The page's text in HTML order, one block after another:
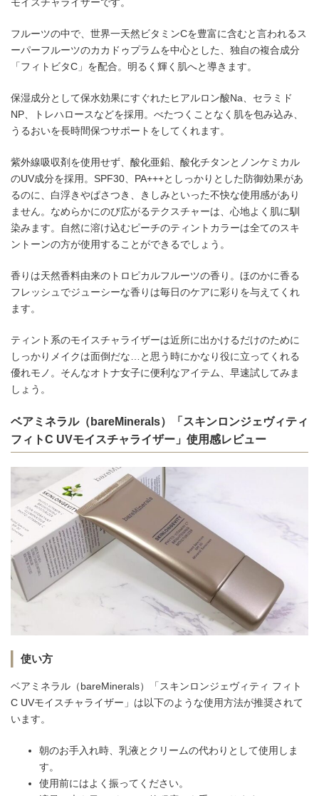
モイスチャライザーです。
フルーツの中で、世界一天然ビタミンCを豊富に含むと言われるス
ーパーフルーツのカカドゥプラムを中心とした、独自の複合成分
「フィトビタC」を配合。明るく輝く肌へと導きます。
保湿成分として保水効果にすぐれたヒアルロン酸Na、セラミド
NP、トレハロースなどを採用。べたつくことなく肌を包み込み、
うるおいを長時間保つサポートをしてくれます。
紫外線吸収剤を使用せず、酸化亜鉛、酸化チタンとノンケミカル
のUV成分を採用。SPF30、PA+++としっかりとした防御効果があ
るのに、白浮きやぱさつき、きしみといった不快な使用感があり
ません。なめらかにのび広がるテクスチャーは、心地よく肌に馴
染みます。自然に溶け込むピーチのティントカラーは全てのスキ
ントーンの方が使用することができるでしょう。
香りは天然香料由来のトロピカルフルーツの香り。ほのかに香る
フレッシュでジューシーな香りは毎日のケアに彩りを与えてくれ
ます。
ティント系のモイスチャライザーは近所に出かけるだけのために
しっかりメイクは面倒だな…と思う時にかなり役に立ってくれる
優れモノ。そんなオトナ女子に便利なアイテム、早速試してみま
しょう。
ベアミネラル（bareMinerals）「スキンロンジェヴィティ
フィトC UVモイスチャライザー」使用感レビュー
使い方
ベアミネラル（bareMinerals）「スキンロンジェヴィティ フィト
C UVモイスチャライザー」は以下のような使用方法が推奨されて
います。
朝のお手入れ時、乳液とクリームの代わりとして使用しま
す。
使用前にはよく振ってください。